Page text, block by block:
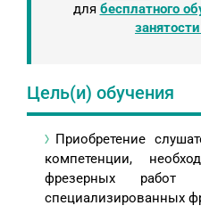
для бесплатного
Цель(и) обучения
Приобретение
компетенции,
фрезерных работ
специализированных